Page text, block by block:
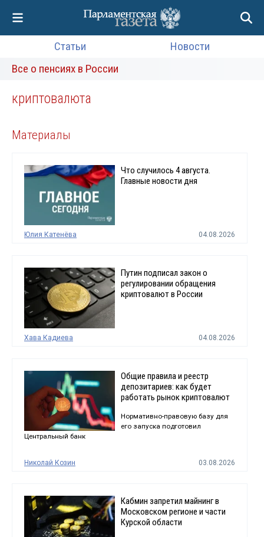
Статьи
Новости
Все о пенсиях в России
криптовалюта
Материалы
Что случилось 4 августа.
Главные новости дня
Юлия Катенёва 04.08.2026
Путин подписал закон о
регулировании обращения
криптовалют в России
Хава Кадиева 04.08.2026
Общие правила и реестр
депозитариев: как будет
работать рынок криптовалют
Нормативно-правовую базу для
его запуска подготовил
Центральный банк
Николай Козин 03.08.2026
Кабмин запретил майнинг в
Московском регионе и части
Курской области